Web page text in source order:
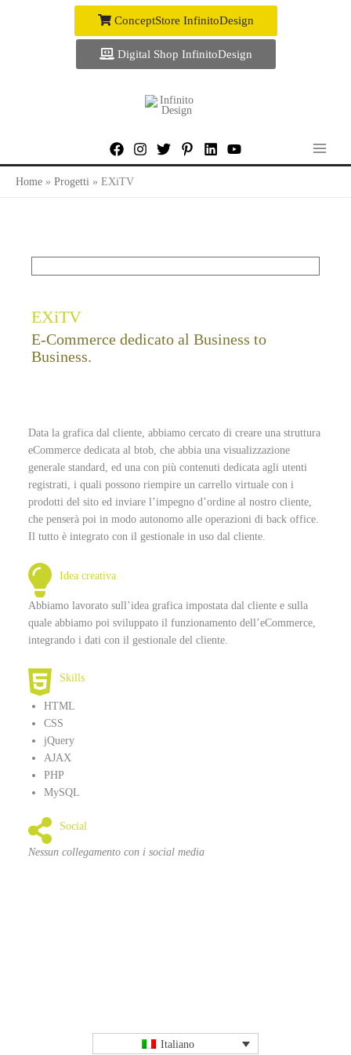
ConceptStore InfinitoDesign
Digital Shop InfinitoDesign
Home Progetti EXiTV
EXiTV
E-Commerce dedicato al Business to
Business.
Data la grafica dal cliente, abbiamo cercato di creare una struttura
eCommerce dedicata al btob, che abbia una visualizzazione
generale standard, ed una con più contenuti dedicata agli utenti
registrati, i quali possono riempire un carrello virtuale con i
prodotti del sito ed inviare l’impegno d’ordine al nostro cliente,
che penserà poi in modo autonomo alle operazioni di back office.
Il tutto è integrato con il gestionale in uso dal cliente.
Idea creativa
Abbiamo lavorato sull’idea grafica impostata dal cliente e sulla
quale abbiamo poi sviluppato il funzionamento dell’eCommerce,
integrando i dati con il gestionale del cliente.
Skills
HTML
CSS
jQuery
AJAX
PHP
MySQL
Social
Nessun collegamento con i social media
Italiano